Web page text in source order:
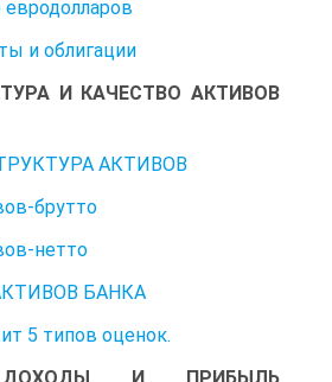
и облигации
И КАЧЕСТВО АКТИВОВ
АКТИВОВ
брутто
нетто
БАНКА
5 типов оценок.